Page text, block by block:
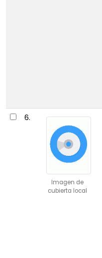
6.
Imagen de
cubierta local